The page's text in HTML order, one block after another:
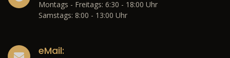
Montags - Freitags: 6:30 - 18:00 Uhr
Samstags: 8:00 - 13:00 Uhr
eMail: